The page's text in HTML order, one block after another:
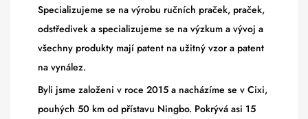
Specializujeme se na výrobu ručních praček, praček,
odstředivek a specializujeme se na výzkum a vývoj a
všechny produkty mají patent na užitný vzor a patent
na vynález.
Byli jsme založeni v roce 2015 a nacházíme se v Cixi,
pouhých 50 km od přístavu Ningbo. Pokrývá asi 15